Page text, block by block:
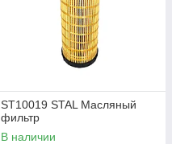
ST10019 STAL Масляный
фильтр
В наличии